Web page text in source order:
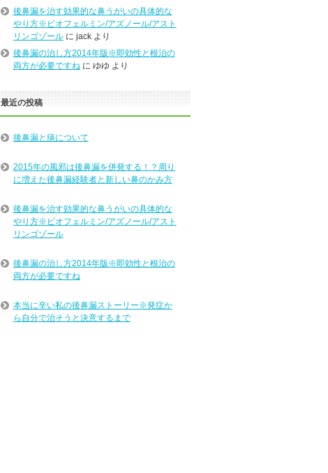
後鼻漏を治す効果的な鼻うがいの具体的な
やり方※ビオフェルミン/アズノール/アスト
リンゴゾールに jack より
後鼻漏の治し方2014年版※即効性と根治の
両方が必要ですねに ゆゆ より
最近の投稿
後鼻漏と痰について
2015年の風邪は後鼻漏を併発する！？周り
に増えた後鼻漏経験者と新しい鼻のかみ方
後鼻漏を治す効果的な鼻うがいの具体的な
やり方※ビオフェルミン/アズノール/アスト
リンゴゾール
後鼻漏の治し方2014年版※即効性と根治の
両方が必要ですね
本当に辛い私の後鼻漏ストーリー※発症か
ら自分で治そうと決意するまで